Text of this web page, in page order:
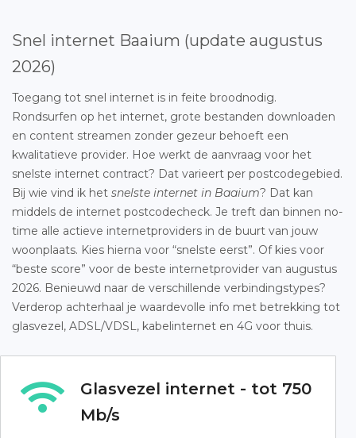
Snel internet Baaium (update augustus
2026)
Toegang tot snel internet is in feite broodnodig.
Rondsurfen op het internet, grote bestanden downloaden
en content streamen zonder gezeur behoeft een
kwalitatieve provider. Hoe werkt de aanvraag voor het
snelste internet contract? Dat varieert per postcodegebied.
Bij wie vind ik het snelste internet in Baaium? Dat kan
middels de internet postcodecheck. Je treft dan binnen no-
time alle actieve internetproviders in de buurt van jouw
woonplaats. Kies hierna voor “snelste eerst”. Of kies voor
“beste score” voor de beste internetprovider van augustus
2026. Benieuwd naar de verschillende verbindingstypes?
Verderop achterhaal je waardevolle info met betrekking tot
glasvezel, ADSL/VDSL, kabelinternet en 4G voor thuis.
Glasvezel internet - tot 750
Mb/s